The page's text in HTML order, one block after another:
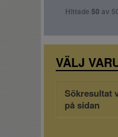
Hittade 50 av
VÄLJ
Sökresultat
på sidan